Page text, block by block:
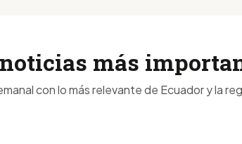
más
con lo más relevante de Ecuador y la